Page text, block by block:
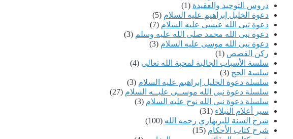
دروس التوحيد والعقيدة (1)
دعوة الخليل إبراهيم عليه السلام (5)
دعوة نبى الله عيسى عليه السلام (7)
دعوة نبى الله محمد صلى الله عليه وسلم (3)
دعوة نبى الله موسى عليه السلام (3)
ركن القصص (1)
سلسة الأسباب الجالبة لمحبة الله تعالى (4)
سلسة الحج (3)
سلسلة دعوة الخليل إبراهيم عليه السلام (3)
سلسلة دعوة نبى الله موســى عليــه السلام (27)
سلسلة دعوة نبى الله نوح عليه السلام (3)
سير أعلام النبلاء (31)
شرح السنة للبربهاري رحمه الله (100)
شرح كتاب الأحكام (15)